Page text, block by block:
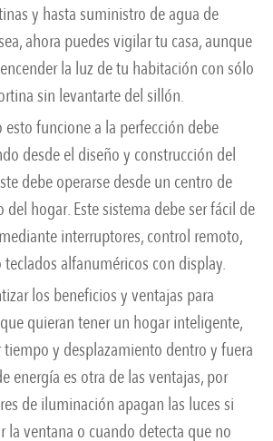
y hasta suministro de agua de
ahora puedes vigilar tu casa, aunque
la luz de tu habitación con sólo
sin levantarte del sillón.
esto funcione a la perfección debe
desde el diseño y construcción del
debe operarse desde un centro de
hogar. Este sistema debe ser fácil de
interruptores, control remoto,
alfanuméricos con display.
los beneficios y ventajas para
quieran tener un hogar inteligente,
y desplazamiento dentro y fuera
energía es otra de las ventajas, por
de iluminación apagan las luces si
la ventana o cuando detecta que no